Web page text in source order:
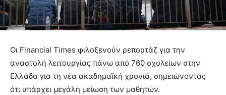
Οι Financial Times φιλοξενούν ρεπορτάζ για την
αναστολή λειτουργίας πάνω από 760 σχολείων στην
Ελλάδα για τη νέα ακαδημαϊκή χρονιά, σημειώνοντας
ότι υπάρχει μεγάλη μείωση των μαθητών.